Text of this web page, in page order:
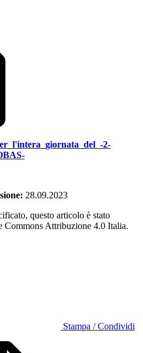
2-
28.09.2023
questo articolo è stato
Commons Attribuzione 4.0 Italia.
Stampa / Condividi